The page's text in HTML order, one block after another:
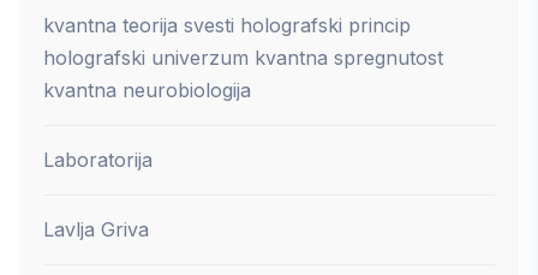
kvantna teorija svesti holografski princip
holografski univerzum kvantna spregnutost
kvantna neurobiologija
Laboratorija
Lavlja Griva